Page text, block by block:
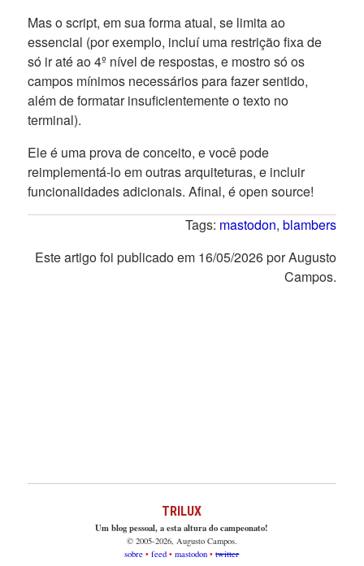
Mas o script, em sua forma atual, se limita ao
essencial (por exemplo, incluí uma restrição fixa de
só ir até ao 4º nível de respostas, e mostro só os
campos mínimos necessários para fazer sentido,
além de formatar insuficientemente o texto no
terminal).
Ele é uma prova de conceito, e você pode
reimplementá-lo em outras arquiteturas, e incluir
funcionalidades adicionais. Afinal, é open source!
Tags: mastodon,blambers
Este artigo foi publicado em 16/05/2026 por Augusto
Campos.
TRILUX
Um blog pessoal, a esta altura do campeonato!
© 2005-2026, Augusto Campos.
sobre
feed mastodon twitter